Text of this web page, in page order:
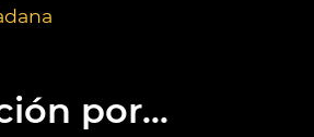
por...